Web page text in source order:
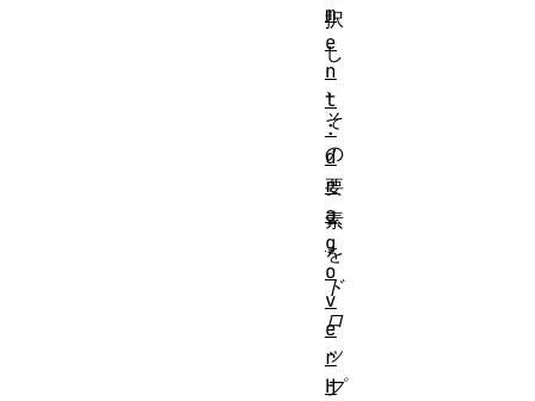
択
し
、
そ
の
要
素
を
ド
ロ
ッ
プ
m
e
n
t
:
d
r
a
g
o
v
e
r
H